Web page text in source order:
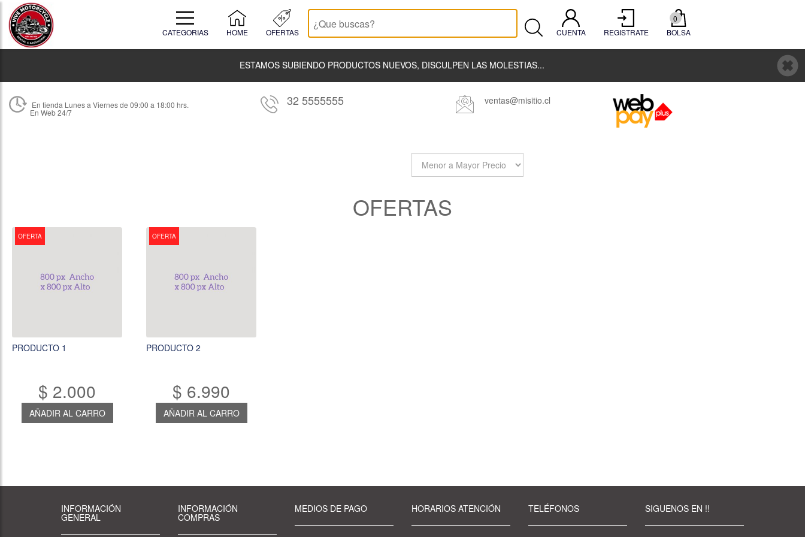
CATEGORIAS HOME OFERTAS CUENTA REGISTRATE BOLSA
0
ESTAMOS SUBIENDO PRODUCTOS NUEVOS, DISCULPEN LAS MOLESTIAS...
En tienda Lunes a Viernes de 09:00 a 18:00 hrs.
En Web 24/7
32 5555555 ventas@misitio.cl
OFERTAS
OFERTA
PRODUCTO 1
$ 2.000
AÑADIR AL CARRO
OFERTA
PRODUCTO 2
$ 6.990
AÑADIR AL CARRO
INFORMACIÓN
GENERAL
INFORMACIÓN
COMPRAS
MEDIOS DE PAGO HORARIOS ATENCIÓN TELÉFONOS SIGUENOS EN !!